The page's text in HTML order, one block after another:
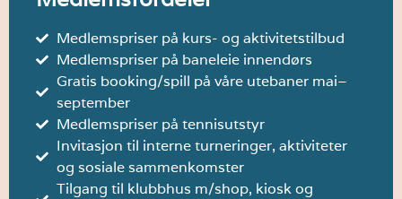
Medlemspriser på kurs- og aktivitetstilbud
Medlemspriser på baneleie innendørs
Gratis booking/spill på våre utebaner mai–
september
Medlemspriser på tennisutstyr
Invitasjon til interne turneringer, aktiviteter
og sosiale sammenkomster
Tilgang til klubbhus m/shop, kiosk og